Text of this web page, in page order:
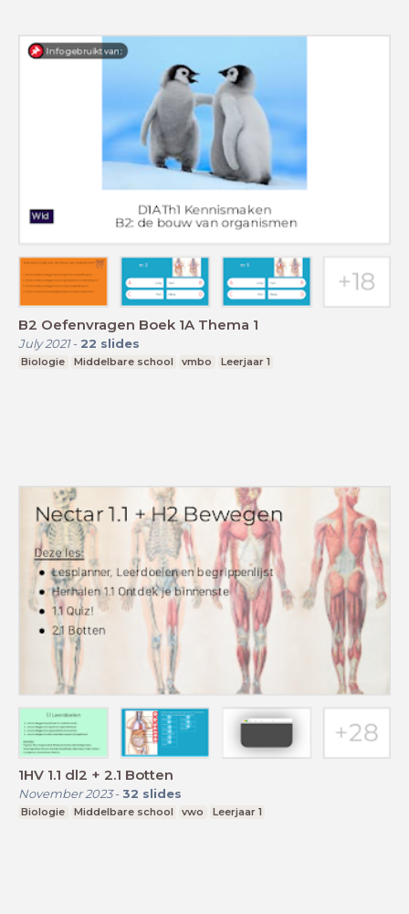
B2 Oefenvragen Boek 1A Thema 1
July 2021- 22 slides
Biologie Middelbare school vmbo Leerjaar 1
1HV 1.1 dl2 + 2.1 Botten
November 2023- 32 slides
Biologie Middelbare school vwo Leerjaar 1